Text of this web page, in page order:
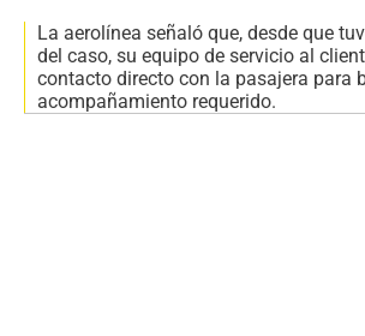
La aerolínea señaló que, desde que
del caso, su equipo de servicio al
contacto directo con la pasajera para
acompañamiento requerido.